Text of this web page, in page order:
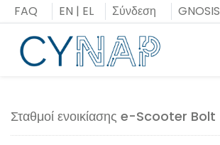
Μεταπήδηση
στο
περιεχόμενο
FAQ EN | EL Σύνδεση GNOSIS
Σταθμοί ενοικίασης e-Scooter Bolt